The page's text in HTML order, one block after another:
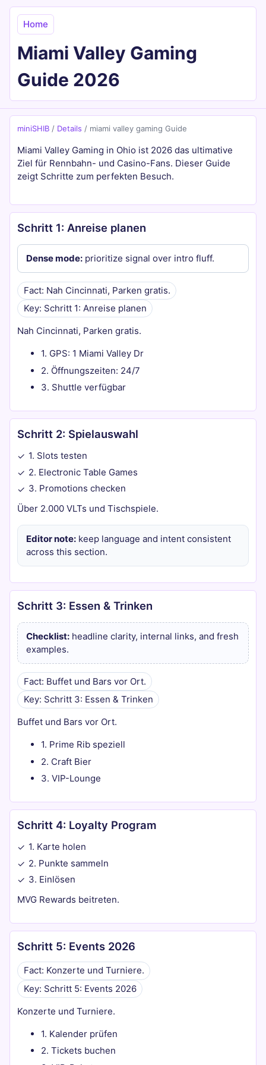
Home
Miami Valley Gaming
Guide 2026
miniSHIB / Details / miami valley gaming Guide
Miami Valley Gaming in Ohio ist 2026 das ultimative
Ziel für Rennbahn- und Casino-Fans. Dieser Guide
zeigt Schritte zum perfekten Besuch.
Schritt 1: Anreise planen
Dense mode: prioritize signal over intro fluff.
Fact: Nah Cincinnati, Parken gratis.
Key: Schritt 1: Anreise planen
Nah Cincinnati, Parken gratis.
1. GPS: 1 Miami Valley Dr
2. Öffnungszeiten: 24/7
3. Shuttle verfügbar
Schritt 2: Spielauswahl
✓ 1. Slots testen
✓ 2. Electronic Table Games
✓ 3. Promotions checken
Über 2.000 VLTs und Tischspiele.
Editor note: keep language and intent consistent
across this section.
Schritt 3: Essen & Trinken
Checklist: headline clarity, internal links, and fresh
examples.
Fact: Buffet und Bars vor Ort.
Key: Schritt 3: Essen & Trinken
Buffet und Bars vor Ort.
1. Prime Rib speziell
2. Craft Bier
3. VIP-Lounge
Schritt 4: Loyalty Program
✓ 1. Karte holen
✓ 2. Punkte sammeln
✓ 3. Einlösen
MVG Rewards beitreten.
Schritt 5: Events 2026
Fact: Konzerte und Turniere.
Key: Schritt 5: Events 2026
Konzerte und Turniere.
1. Kalender prüfen
2. Tickets buchen